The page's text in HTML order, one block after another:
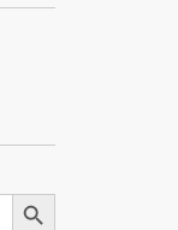
Botón de búsqueda